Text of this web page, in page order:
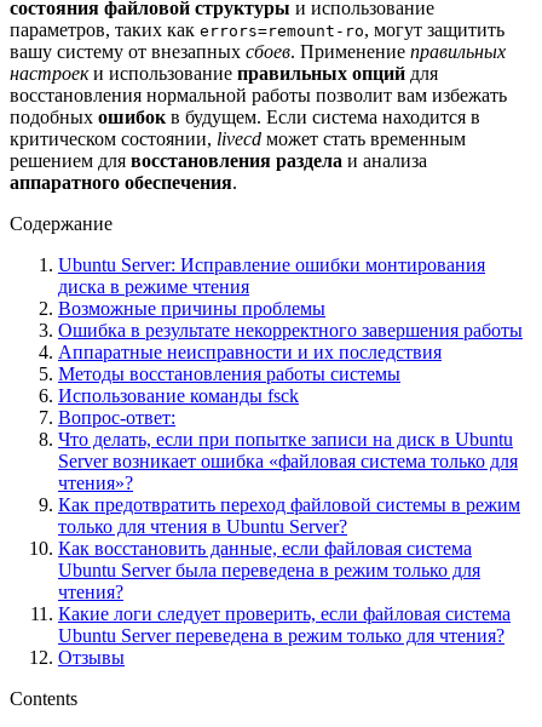
состояния файловой структуры и использование
параметров, таких как errors=remount-ro, могут защитить
вашу систему от внезапных сбоев. Применение правильных
настроеки использование правильных опций для
восстановления нормальной работы позволит вам избежать
подобных ошибок в будущем. Если система находится в
критическом состоянии, livecd может стать временным
решением для восстановления раздела и анализа
аппаратного обеспечения.
Содержание
Ubuntu Server: Исправление ошибки монтирования
диска в режиме чтения
Возможные причины проблемы
Ошибка в результате некорректного завершения работы
Аппаратные неисправности и их последствия
Методы восстановления работы системы
Использование команды fsck
Вопрос-ответ:
Что делать, если при попытке записи на диск в Ubuntu
Server возникает ошибка «файловая система только для
чтения»?
Как предотвратить переход файловой системы в режим
только для чтения в Ubuntu Server?
Как восстановить данные, если файловая система
Ubuntu Server была переведена в режим только для
чтения?
Какие логи следует проверить, если файловая система
Ubuntu Server переведена в режим только для чтения?
Отзывы
Contents